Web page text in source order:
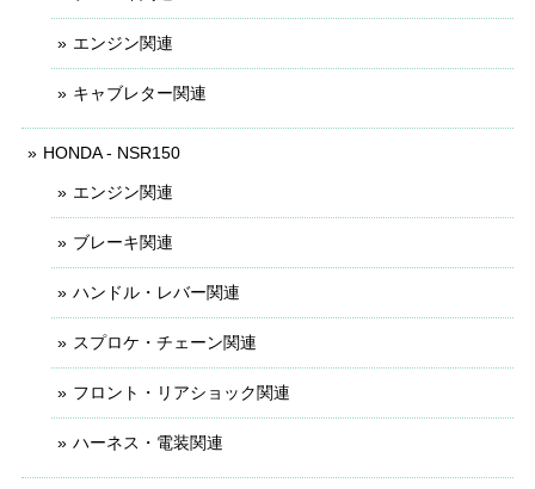
エンジン関連
キャブレター関連
HONDA - NSR150
エンジン関連
ブレーキ関連
ハンドル・レバー関連
スプロケ・チェーン関連
フロント・リアショック関連
ハーネス・電装関連